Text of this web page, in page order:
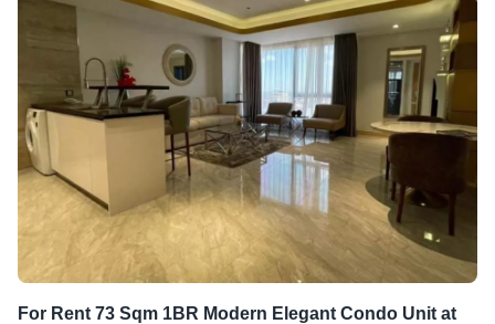
For Rent 73 Sqm 1BR Modern Elegant Condo Unit at